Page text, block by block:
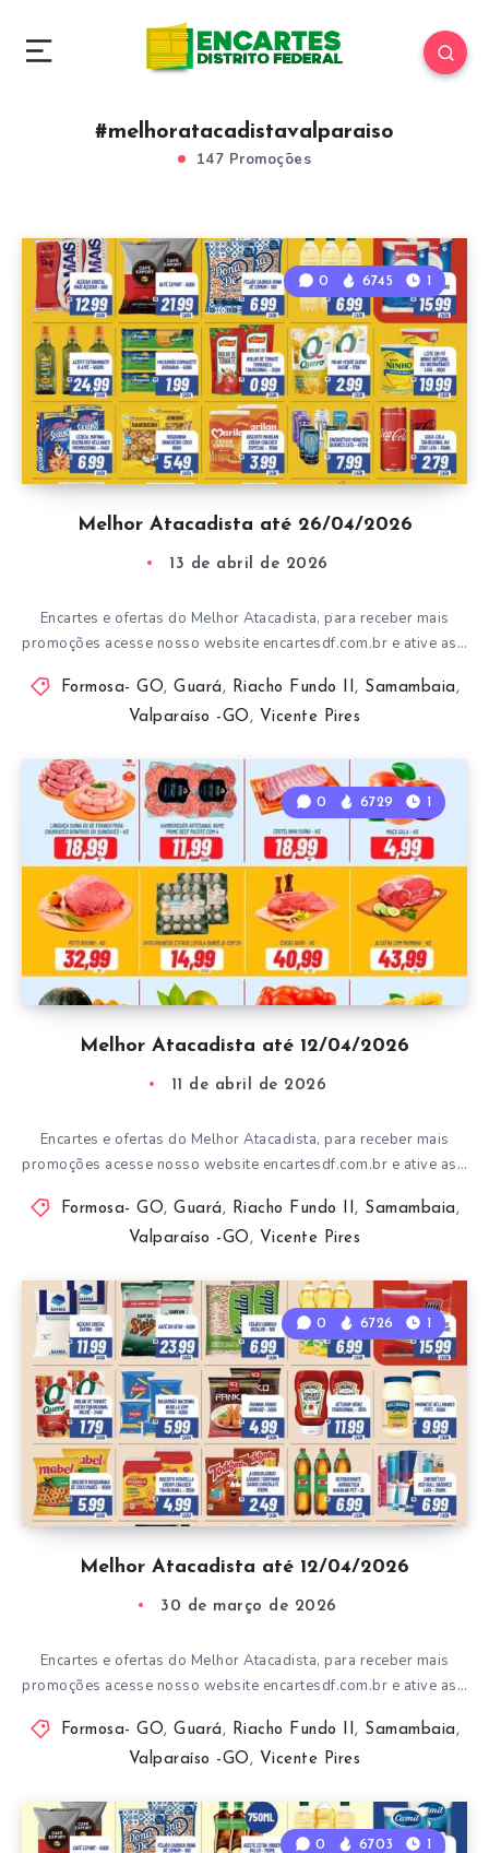
#melhoratacadistavalparaiso
147 Promoções
Melhor Atacadista até 26/04/2026
0 6745 1
13 de abril de 2026
Encartes e ofertas do Melhor Atacadista, para receber mais
promoções acesse nosso website encartesdf.com.br e ative as…
Formosa- GO, Guará , Riacho Fundo II , Samambaia ,
Valparaíso -GO , Vicente Pires
Melhor Atacadista até 12/04/2026
0 6729 1
11 de abril de 2026
Encartes e ofertas do Melhor Atacadista, para receber mais
promoções acesse nosso website encartesdf.com.br e ative as…
Formosa- GO, Guará , Riacho Fundo II , Samambaia ,
Valparaíso -GO , Vicente Pires
Melhor Atacadista até 12/04/2026
0 6726 1
30 de março de 2026
Encartes e ofertas do Melhor Atacadista, para receber mais
promoções acesse nosso website encartesdf.com.br e ative as…
Formosa- GO, Guará , Riacho Fundo II , Samambaia ,
Valparaíso -GO , Vicente Pires
0 6703 1